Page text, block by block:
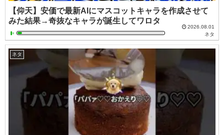
【仰天】安価で最新AIにマスコットキャラを作成させて
みた結果→奇抜なキャラが誕生してワロタ
2026.08.01
ネタ
ネタ